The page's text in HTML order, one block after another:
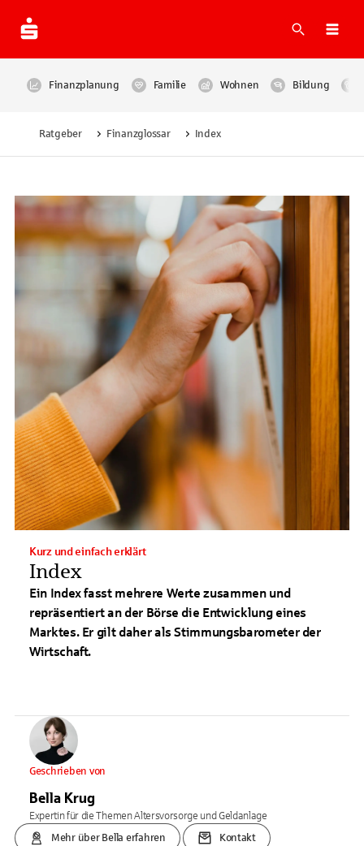
Suche
Finanzplanung Familie Wohnen Bildung
Ratgeber Finanzglossar Index
Index
Kurz und einfach erklärt
Ein Index fasst mehrere Werte zusammen und
repräsentiert an der Börse die Entwicklung eines
Marktes. Er gilt daher als Stimmungsbarometer der
Wirtschaft.
Geschrieben von
Bella Krug
Expertin für die Themen Altersvorsorge und Geldanlage
Mehr über Bella erfahren
Kontakt